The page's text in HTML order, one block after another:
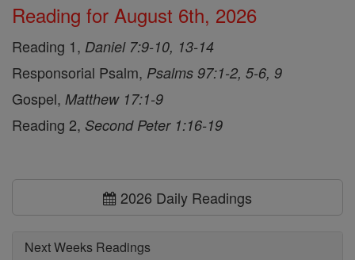
Reading for August 6th, 2026
Reading 1, Daniel 7:9-10, 13-14
Responsorial Psalm, Psalms 97:1-2, 5-6, 9
Gospel, Matthew 17:1-9
Reading 2, Second Peter 1:16-19
2026 Daily Readings
Next Weeks Readings